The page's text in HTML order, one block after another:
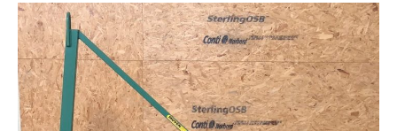
Lees verder